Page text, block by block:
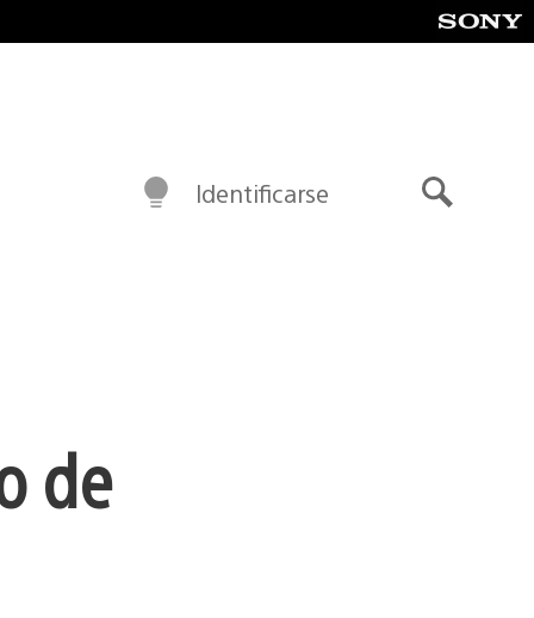
Identificarse
de